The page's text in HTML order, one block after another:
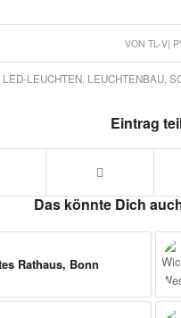
VON TL-V|
LED-LEUCHTEN LEUCHTENBAU ,
Eintrag
Das könnte Dich
Rathaus, Bonn